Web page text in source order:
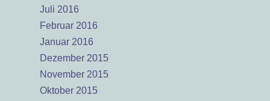
Juli 2016
Februar 2016
Januar 2016
Dezember 2015
November 2015
Oktober 2015